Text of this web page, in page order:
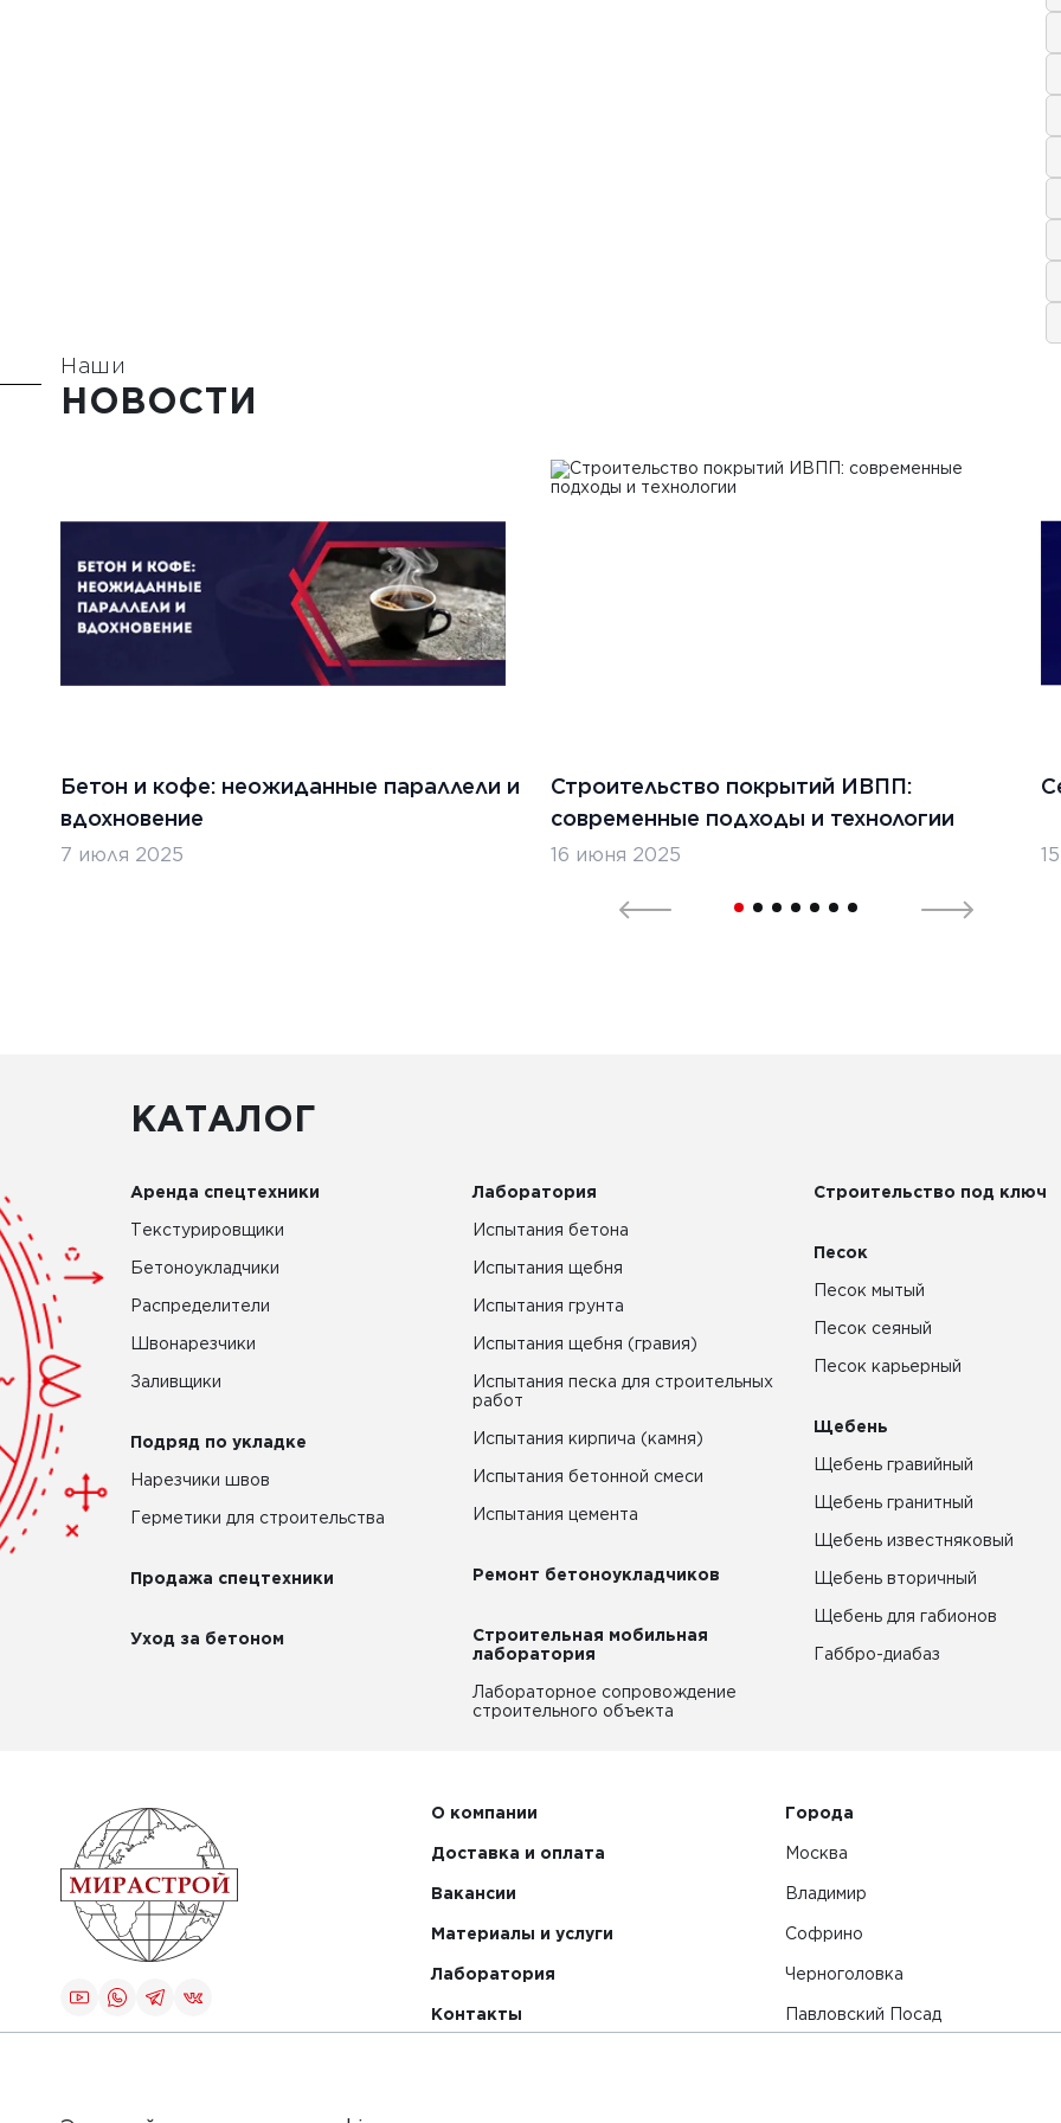
Наши
НОВОСТИ
Бетон и кофе: неожиданные параллели и
вдохновение
7 июля 2025
Строительство покрытий ИВПП:
современные подходы и технологии
16 июня 2025
КАТАЛОГ
Аренда спецтехники
Текстурировщики
Бетоноукладчики
Распределители
Швонарезчики
Заливщики
Подряд по укладке
Нарезчики швов
Герметики для строительства
Продажа спецтехники
Уход за бетоном
Лаборатория
Испытания бетона
Испытания щебня
Испытания грунта
Испытания щебня (гравия)
Испытания песка для строительных
работ
Испытания кирпича (камня)
Испытания бетонной смеси
Испытания цемента
Ремонт бетоноукладчиков
Строительная мобильная
лаборатория
Лабораторное сопровождение
строительного объекта
Строительство под ключ
Песок
Песок мытый
Песок сеяный
Песок карьерный
Щебень
Щебень гравийный
Щебень гранитный
Щебень известняковый
Щебень вторичный
Щебень для габионов
Габбро-диабаз
О компании
Доставка и оплата
Вакансии
Материалы и услуги
Лаборатория
Контакты
Города
Москва
Владимир
Софрино
Черноголовка
Павловский Посад